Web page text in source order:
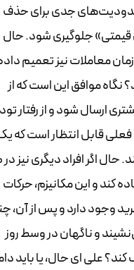
جدی برای حذف
جلوگیری شود. حال
معاملات نیز تعمیم
موافق این است که از
ارسال شود و از رفتار
قابل انتظار است که
حال اگر افراد دیگری نیز
کند و این مکانیزم، حرکات
وجود دارد و پس از آن،
و ناگهان در وسط روز
علی ای حال، یا باید